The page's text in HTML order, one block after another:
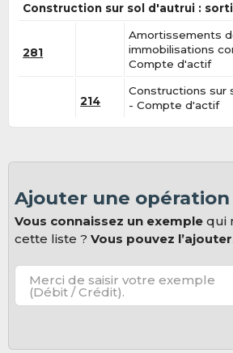
Construction sur sol d'autrui :
281
Amortissements
immobilisations
Compte d'actif
214
Constructions sur
- Compte d'actif
Ajouter une
Vous connaissez un exemple qui
cette liste ?Vous pouvez
Merci de saisir votre exemple
(Débit / Crédit).